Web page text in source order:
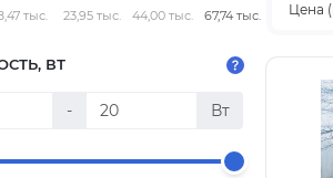
тыс. 23,95 тыс. 44,00 тыс. 67,74 тыс.
ВТ
- Вт
Цена